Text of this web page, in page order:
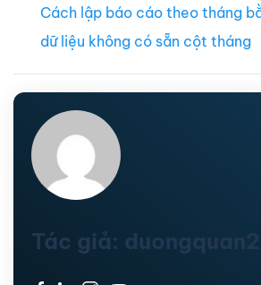
Cách lập báo cáo theo tháng
dữ liệu không có sẵn cột tháng
Tác giả: